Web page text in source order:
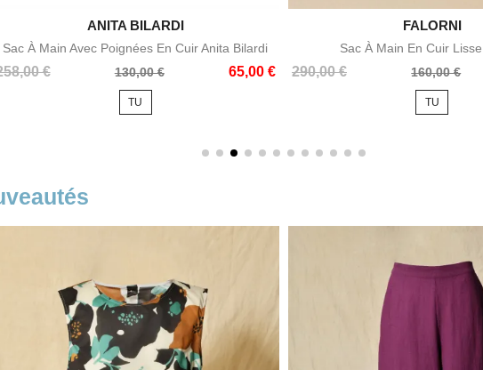
Aperçu rapide
ANITA BILARDI
Sac À Main Avec Poignées En Cuir Anita Bilardi
€ 130,00 € 65,00 €
TU
Aperçu rapide
FALORNI
Sac À Main En Cuir
290,00 €
Prix
160,00 €
Prix
TU